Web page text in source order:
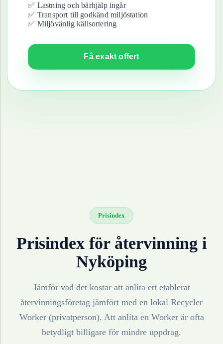
✅ Lastning och bärhjälp ingår
✅ Transport till godkänd miljöstation
✅ Miljövänlig källsortering
Få exakt offert
Prisindex
Prisindex för återvinning i
Nyköping
Jämför vad det kostar att anlita ett etablerat
återvinningsföretag jämfört med en lokal Recycler
Worker (privatperson). Att anlita en Worker är ofta
betydligt billigare för mindre uppdrag.